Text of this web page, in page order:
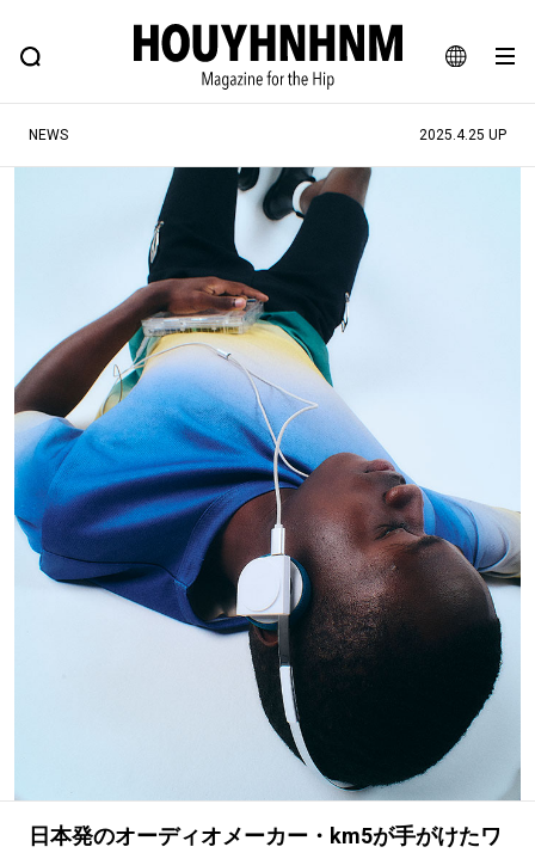
JA
EN
FEATURE BLOG SNAP
ヒップなファッション、カルチャー、ライフスタイルWEBマガジン
#SHOPPING ADDICT #憧れの逸品
#ESSENTIAL DESIGNS #古着サミット
#NEW VINTAGE #マイナーグッド図鑑
#路地裏てぃーん。 #MONTHLY JOURNAL
#GH 銘品の所以 #フイナムのYouTube
#Commune H #FOCUS IT #AH.H
#ととけん #FASHION #MUSIC #MOVIE
#LIFESTYLE #SNEAKER #OUTDOOR
#SPORTS #HANDSOME HANDBOOK
NEWS 2025.4.25 UP
日本発のオーディオメーカー・km5が手がけたワ